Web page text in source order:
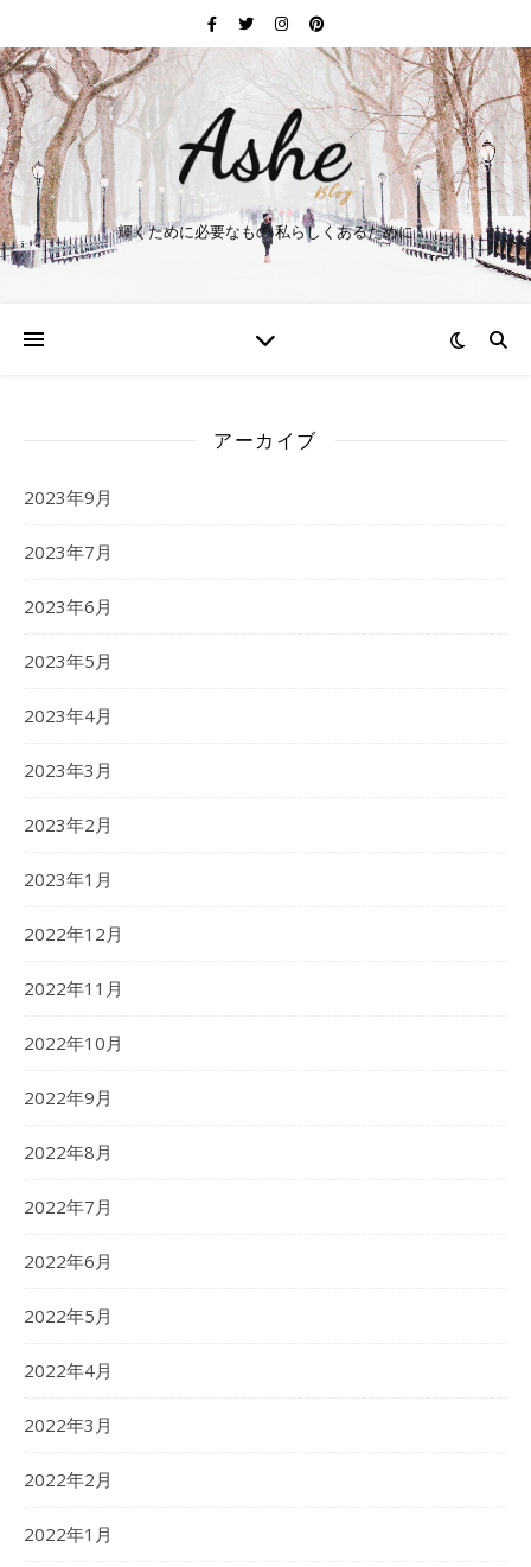
輝くために必要なもの 私らしくあるために
アーカイブ
2023年9月
2023年7月
2023年6月
2023年5月
2023年4月
2023年3月
2023年2月
2023年1月
2022年12月
2022年11月
2022年10月
2022年9月
2022年8月
2022年7月
2022年6月
2022年5月
2022年4月
2022年3月
2022年2月
2022年1月